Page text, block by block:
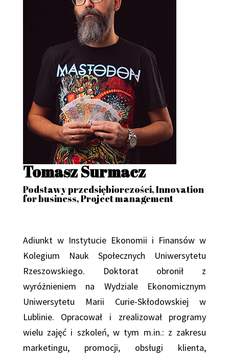
Tomasz Surmacz
Podstawy przedsiębiorczości, Innovation
for business, Project management
Adiunkt w Instytucie Ekonomii i Finansów w
Kolegium Nauk Społecznych Uniwersytetu
Rzeszowskiego. Doktorat obronił z
wyróżnieniem na Wydziale Ekonomicznym
Uniwersytetu Marii Curie-Skłodowskiej w
Lublinie. Opracował i zrealizował programy
wielu zajęć i szkoleń, w tym m.in.: z zakresu
marketingu, promocji, obsługi klienta,